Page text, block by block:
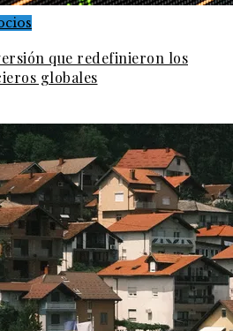
que redefinieron los
globales